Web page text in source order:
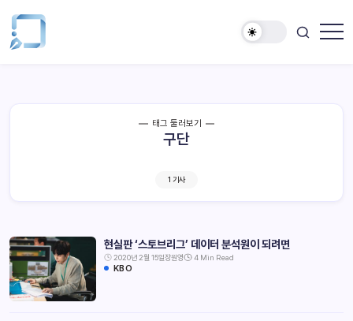
태그 둘러보기
구단
1 기사
현실판 ‘스토브리그’ 데이터 분석원이 되려면
2020년 2월 15일장원영 4 Min Read
KBO